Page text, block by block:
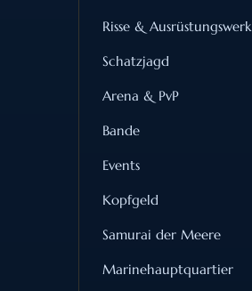
Risse & Ausrüstungswerk
Schatzjagd
Arena & PvP
Bande
Events
Kopfgeld
Samurai der Meere
Marinehauptquartier